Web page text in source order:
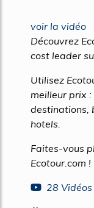
voir la vidéo
Découvrez
cost leader
Utilisez
meilleur prix
destinations,
hotels.
Faites-vous
Ecotour.com !
28 Vidéos